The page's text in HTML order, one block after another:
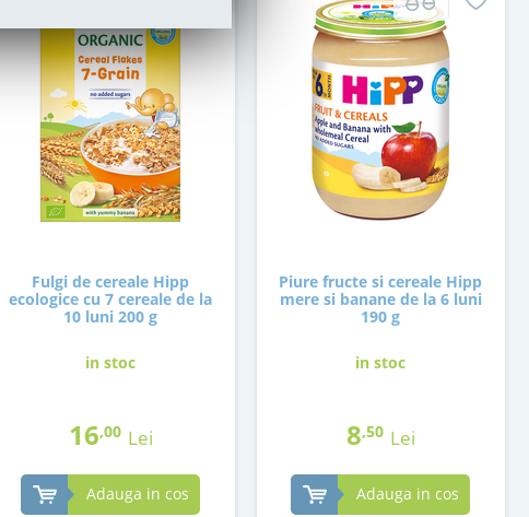
Fulgi de cereale Hipp
ecologice cu 7 cereale de la
10 luni 200 g
in stoc
16,00 Lei
Adauga in cos
Piure fructe si cereale Hipp
mere si banane de la 6 luni
190 g
in stoc
8,50 Lei
Adauga in cos